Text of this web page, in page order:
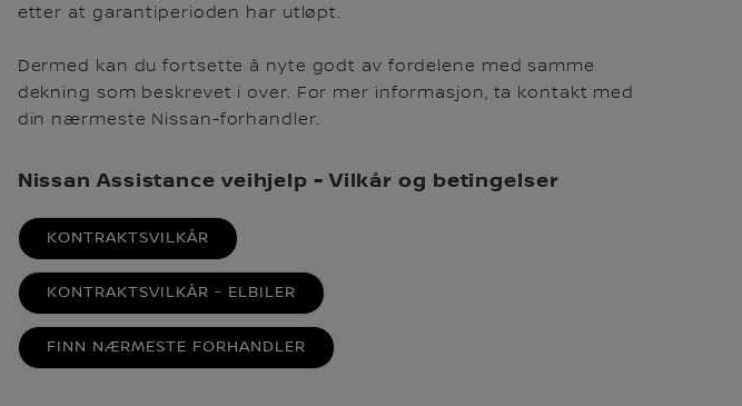
etter at garantiperioden har utløpt.
Dermed kan du fortsette å nyte godt av fordelene med samme
dekning som beskrevet i over. For mer informasjon, ta kontakt med
din nærmeste Nissan-forhandler.
Nissan Assistance veihjelp - Vilkår og betingelser
KONTRAKTSVILKÅR
KONTRAKTSVILKÅR - ELBILER
FINN NÆRMESTE FORHANDLER